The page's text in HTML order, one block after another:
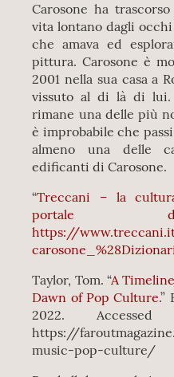
Carosone ha
vita lontano dagli
che amava ed
pittura. Carosone è
2001 nella sua casa a
vissuto al di là di lui.
rimane una delle più
è improbabile che
almeno una delle
edificanti di Carosone.
“Treccani – la
portale
https://
Taylor, Tom. “A
Dawn of Pop Culture.”
2022.
https://
music-pop-culture/